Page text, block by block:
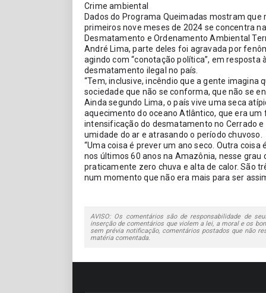
Crime ambiental
Dados do Programa Queimadas mostram
primeiros nove meses de 2024 se concentra
Desmatamento e Ordenamento Ambiental
André Lima, parte deles foi agravada por
agindo com “conotação política”, em
desmatamento ilegal no país.
“Tem, inclusive, incêndio que a gente imagina
sociedade que não se conforma, que não se
Ainda segundo Lima, o país vive uma seca
aquecimento do oceano Atlântico, que era
intensificação do desmatamento no Cerrado
umidade do ar e atrasando o período chuvoso.
“Uma coisa é prever um ano seco. Outra
nos últimos 60 anos na Amazônia, nesse grau
praticamente zero chuva e alta de calor. São
num momento que não era mais para ser
AVISO: Os comentários são de responsabilidade de
inserção de comentários que violem a lei, a moral e os
sem prévia notificação, comentários postados que não
matéria comentada.